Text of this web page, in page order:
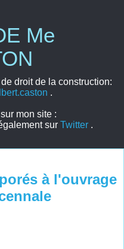
Me
droit de la construction:
.
mon site :
sur Twitter .
à l'ouvrage